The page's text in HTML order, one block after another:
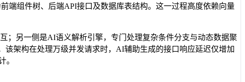
端组件树、后端API接口及数据库表结构。这一过程高度依赖向量
；另一侧是AI语义解析引擎，专门处理复杂条件分支与动态数据聚
架构在处理万级并发请求时，AI辅助生成的接口响应延迟仅增加
。